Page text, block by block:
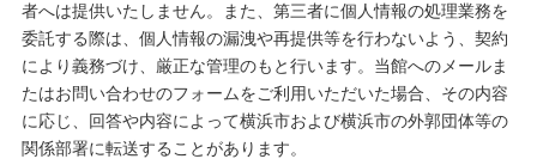
者へは提供いたしません。また、第三者に個人情報の処理業務を
委託する際は、個人情報の漏洩や再提供等を行わないよう、契約
により義務づけ、厳正な管理のもと行います。当館へのメールま
たはお問い合わせのフォームをご利用いただいた場合、その内容
に応じ、回答や内容によって横浜市および横浜市の外郭団体等の
関係部署に転送することがあります。